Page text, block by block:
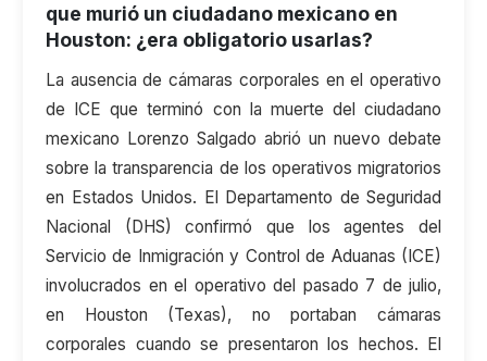
que murió un ciudadano mexicano en
Houston: ¿era obligatorio usarlas?
La ausencia de cámaras corporales en el operativo
de ICE que terminó con la muerte del ciudadano
mexicano Lorenzo Salgado abrió un nuevo debate
sobre la transparencia de los operativos migratorios
en Estados Unidos. El Departamento de Seguridad
Nacional (DHS) confirmó que los agentes del
Servicio de Inmigración y Control de Aduanas (ICE)
involucrados en el operativo del pasado 7 de julio,
en Houston (Texas), no portaban cámaras
corporales cuando se presentaron los hechos. El